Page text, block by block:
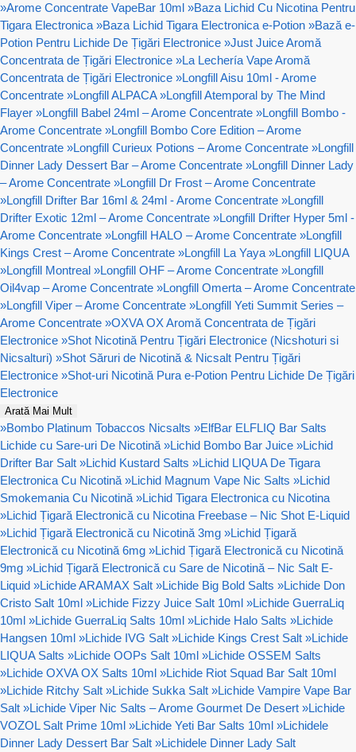
»Arome Concentrate VapeBar 10ml »Baza Lichid Cu Nicotina Pentru
Tigara Electronica »Baza Lichid Tigara Electronica e-Potion »Bază e-
Potion Pentru Lichide De Țigări Electronice »Just Juice Aromă
Concentrata de Țigări Electronice »La Lechería Vape Aromă
Concentrata de Țigări Electronice »Longfill Aisu 10ml - Arome
Concentrate »Longfill ALPACA »Longfill Atemporal by The Mind
Flayer »Longfill Babel 24ml – Arome Concentrate »Longfill Bombo -
Arome Concentrate »Longfill Bombo Core Edition – Arome
Concentrate »Longfill Curieux Potions – Arome Concentrate »Longfill
Dinner Lady Dessert Bar – Arome Concentrate »Longfill Dinner Lady
– Arome Concentrate »Longfill Dr Frost – Arome Concentrate
»Longfill Drifter Bar 16ml & 24ml - Arome Concentrate »Longfill
Drifter Exotic 12ml – Arome Concentrate »Longfill Drifter Hyper 5ml -
Arome Concentrate »Longfill HALO – Arome Concentrate »Longfill
Kings Crest – Arome Concentrate »Longfill La Yaya »Longfill LIQUA
»Longfill Montreal »Longfill OHF – Arome Concentrate »Longfill
Oil4vap – Arome Concentrate »Longfill Omerta – Arome Concentrate
»Longfill Viper – Arome Concentrate »Longfill Yeti Summit Series –
Arome Concentrate »OXVA OX Aromă Concentrata de Țigări
Electronice »Shot Nicotină Pentru Țigări Electronice (Nicshoturi si
Nicsalturi) »Shot Săruri de Nicotină & Nicsalt Pentru Țigări
Electronice »Shot-uri Nicotină Pura e-Potion Pentru Lichide De Țigări
Electronice
Arată Mai Mult
»Bombo Platinum Tobaccos Nicsalts »ElfBar ELFLIQ Bar Salts
Lichide cu Sare-uri De Nicotină »Lichid Bombo Bar Juice »Lichid
Drifter Bar Salt »Lichid Kustard Salts »Lichid LIQUA De Tigara
Electronica Cu Nicotină »Lichid Magnum Vape Nic Salts »Lichid
Smokemania Cu Nicotină »Lichid Tigara Electronica cu Nicotina
»Lichid Țigară Electronică cu Nicotina Freebase – Nic Shot E-Liquid
»Lichid Țigară Electronică cu Nicotină 3mg »Lichid Țigară
Electronică cu Nicotină 6mg »Lichid Țigară Electronică cu Nicotină
9mg »Lichid Țigară Electronică cu Sare de Nicotină – Nic Salt E-
Liquid »Lichide ARAMAX Salt »Lichide Big Bold Salts »Lichide Don
Cristo Salt 10ml »Lichide Fizzy Juice Salt 10ml »Lichide GuerraLiq
10ml »Lichide GuerraLiq Salts 10ml »Lichide Halo Salts »Lichide
Hangsen 10ml »Lichide IVG Salt »Lichide Kings Crest Salt »Lichide
LIQUA Salts »Lichide OOPs Salt 10ml »Lichide OSSEM Salts
»Lichide OXVA OX Salts 10ml »Lichide Riot Squad Bar Salt 10ml
»Lichide Ritchy Salt »Lichide Sukka Salt »Lichide Vampire Vape Bar
Salt »Lichide Viper Nic Salts – Arome Gourmet De Desert »Lichide
VOZOL Salt Prime 10ml »Lichide Yeti Bar Salts 10ml »Lichidele
Dinner Lady Dessert Bar Salt »Lichidele Dinner Lady Salt